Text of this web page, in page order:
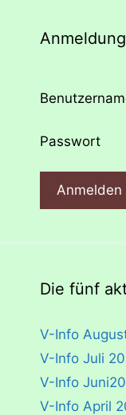
Passwort
Die fünf
V-Info
V-Info Juli
V-Info
V-Info April